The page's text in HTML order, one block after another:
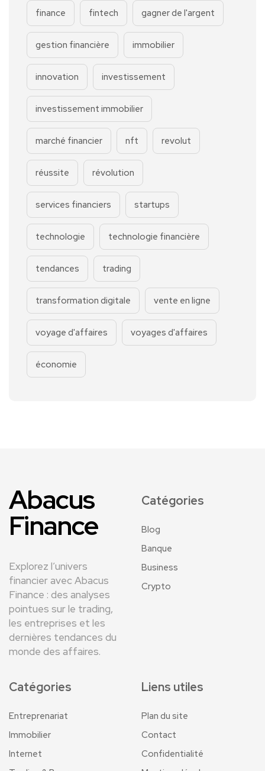
finance fintech gagner de l'argent
gestion financière immobilier
innovation investissement
investissement immobilier
marché financier nft revolut
réussite révolution
services financiers startups
technologie technologie financière
tendances trading
transformation digitale vente en ligne
voyage d'affaires voyages d'affaires
économie
Abacus
Finance
Explorez l’univers
financier avec Abacus
Finance : des analyses
pointues sur le trading,
les entreprises et les
dernières tendances du
monde des affaires.
Catégories
Blog
Banque
Business
Crypto
Catégories
Entreprenariat
Immobilier
Internet
Liens utiles
Plan du site
Contact
Confidentialité